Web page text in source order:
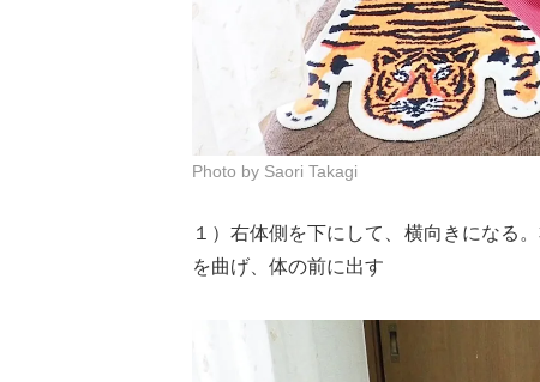
Photo by Saori Takagi
１）右体側を下にして、横向きになる
を曲げ、体の前に出す